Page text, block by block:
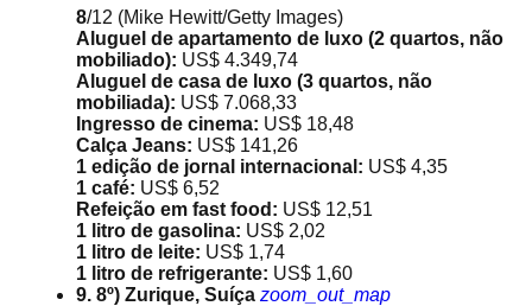
8/12 (Mike Hewitt/Getty Images)
Aluguel de apartamento de luxo (2 quartos, não
mobiliado): US$ 4.349,74
Aluguel de casa de luxo (3 quartos, não
mobiliada): US$ 7.068,33
Ingresso de cinema: US$ 18,48
Calça Jeans: US$ 141,26
1 edição de jornal internacional: US$ 4,35
1 café: US$ 6,52
Refeição em fast food: US$ 12,51
1 litro de gasolina: US$ 2,02
1 litro de leite: US$ 1,74
1 litro de refrigerante: US$ 1,60
9. 8º) Zurique, Suíça zoom_out_map